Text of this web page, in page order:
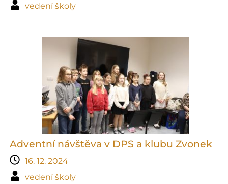
vedení školy
Adventní návštěva v DPS a klubu Zvonek
16. 12. 2024
vedení školy